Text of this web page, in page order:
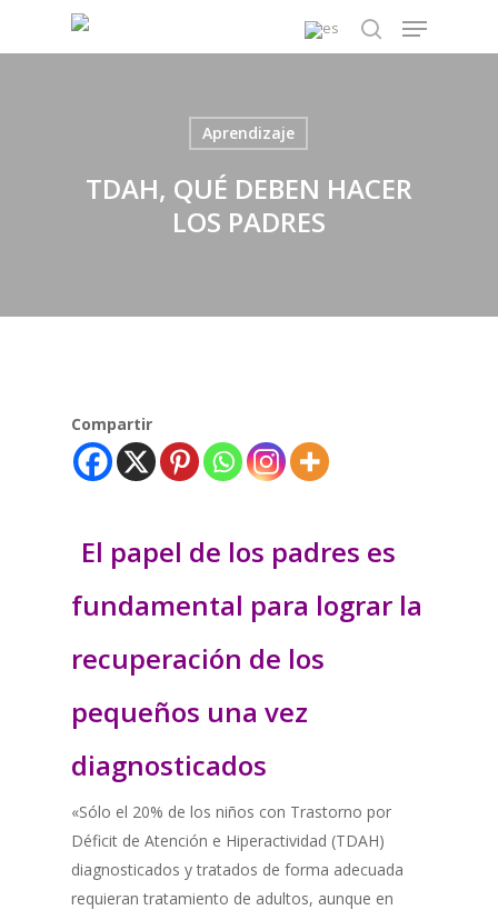
search
Menu
Aprendizaje
TDAH, QUÉ DEBEN HACER
LOS PADRES
Compartir
El papel de los padres es
fundamental para lograr la
recuperación de los
pequeños una vez
diagnosticados
«Sólo el 20% de los niños con Trastorno por
Déficit de Atención e Hiperactividad (TDAH)
diagnosticados y tratados de forma adecuada
requieran tratamiento de adultos, aunque en